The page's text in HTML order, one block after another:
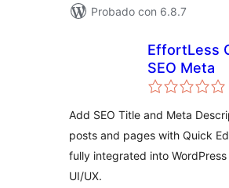
Probado con 6.8.7
EffortLess
SEO Meta
Add SEO Title and Meta
posts and pages with Quick
fully integrated into
UI/UX.